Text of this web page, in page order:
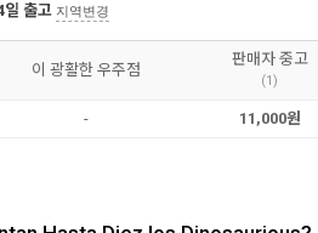
일 출고 지역변경
이 광활한 우주점
판매자 중고
(1)
- 11,000원